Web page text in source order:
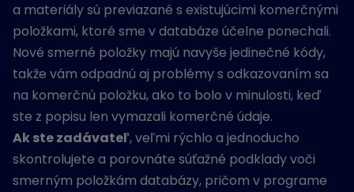
a materiály sú previazané s existujúcimi komerčnými
položkami, ktoré sme v databáze účelne ponechali.
Nové smerné položky majú navyše jedinečné kódy,
takže vám odpadnú aj problémy s odkazovaním sa
na komerčnú položku, ako to bolo v minulosti, keď
ste z popisu len vymazali komerčné údaje.
Ak ste zadávateľ, veľmi rýchlo a jednoducho
skontrolujete a porovnáte súťažné podklady voči
smerným položkám databázy, pričom v programe